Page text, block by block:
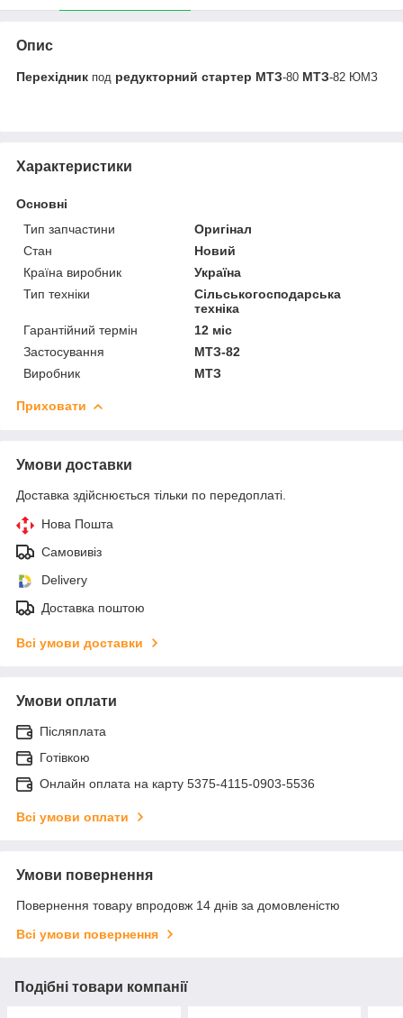
Опис
Перехідник под редукторний стартер МТЗ-80 МТЗ-82 ЮМЗ
Характеристики
Основні
Тип запчастини
Оригінал
Стан
Новий
Країна виробник
Україна
Тип техніки
Сільськогосподарська
техніка
Гарантійний термін
12 міс
Застосування
МТЗ-82
Виробник
МТЗ
Приховати
Умови доставки
Доставка здійснюється тільки по передоплаті.
Нова Пошта
Самовивіз
Delivery
Доставка поштою
Всі умови доставки
Умови оплати
Післяплата
Готівкою
Онлайн оплата на карту 5375-4115-0903-5536
Всі умови оплати
Умови повернення
Повернення товару впродовж 14 днів за домовленістю
Всі умови повернення
Подібні товари компанії